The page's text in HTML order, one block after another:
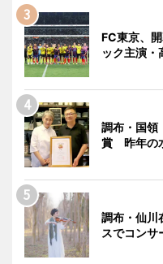
FC東京、
ック主演・
調布・国領
賞 昨年の
調布・仙川
スでコンサ